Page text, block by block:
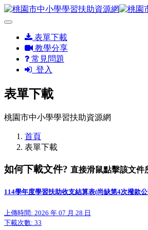
表單下載
教學分享
常見問題
登入
表單下載
桃園市中小學學習扶助資源網
首頁
表單下載
如何下載文件? 直接滑鼠點擊該文件
114學年度學習扶助收支結算表(尚缺第4次撥款
上傳時間: 2026 年 07 月 28 日
下載次數: 33